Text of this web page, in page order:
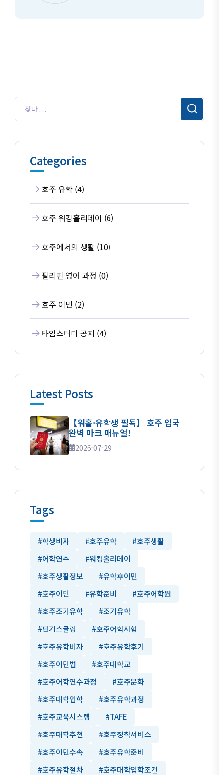
Categories
호주 유학 (4)
호주 워킹홀리데이 (6)
호주에서의 생활 (10)
필리핀 영어 과정 (0)
호주 이민 (2)
타임스터디 공지 (4)
Latest Posts
【워홀·유학생 필독】 호주 입국
완벽 마크 매뉴얼!
2026-07-29
Tags
#학생비자 #호주유학
#호주생활
#어학연수
#워킹홀리데이
#호주생활정보
#유학후이민
#호주이민
#유학준비
#호주어학원
#호주조기유학
#조기유학
#단기스쿨링
#호주어학시험
#호주유학비자
#호주유학후기
#호주이민법
#호주대학교
#호주어학연수과정
#호주문화
#호주대학입학
#호주유학과정
#호주교육시스템
#TAFE
#호주대학추천
#호주정착서비스
#호주이민수속
#호주유학준비
#호주유학절차
#호주대학입학조건